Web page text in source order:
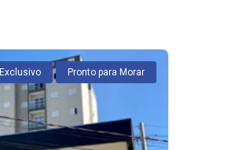
Exclusivo Pronto para Morar